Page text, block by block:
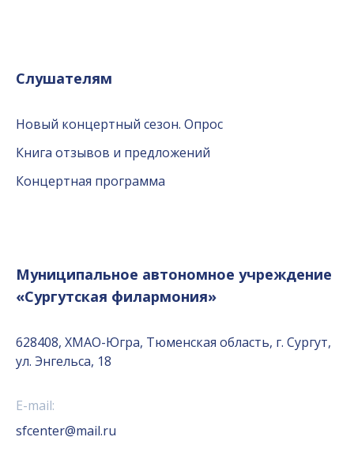
Слушателям
Новый концертный сезон. Опрос
Книга отзывов и предложений
Концертная программа
Муниципальное автономное учреждение
«Сургутская филармония»
628408, ХМАО-Югра, Тюменская область, г. Сургут,
ул. Энгельса, 18
E-mail:
sfcenter@mail.ru